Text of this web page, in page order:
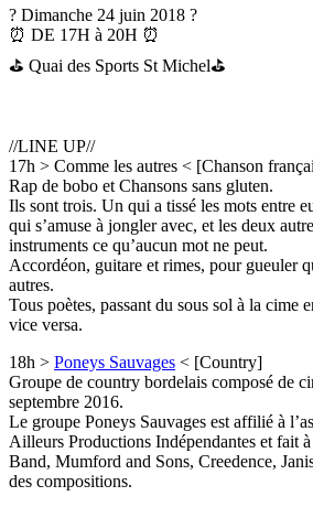
? Dimanche 24 juin 2018 ?
⏰ DE 17H à 20H ⏰
⛳ Quai des Sports St Michel⛳
//LINE UP//
17h > Comme les autres < [Chanson
Rap de bobo et Chansons sans gluten.
Ils sont trois. Un qui a tissé les mots entre
qui s’amuse à jongler avec, et les deux
instruments ce qu’aucun mot ne peut.
Accordéon, guitare et rimes, pour gueuler
autres.
Tous poètes, passant du sous sol à la cime
vice versa.
18h > Poneys Sauvages < [Country]
Groupe de country bordelais composé de
septembre 2016.
Le groupe Poneys Sauvages est affilié à
Ailleurs Productions Indépendantes et fait
Band, Mumford and Sons, Creedence,
des compositions.